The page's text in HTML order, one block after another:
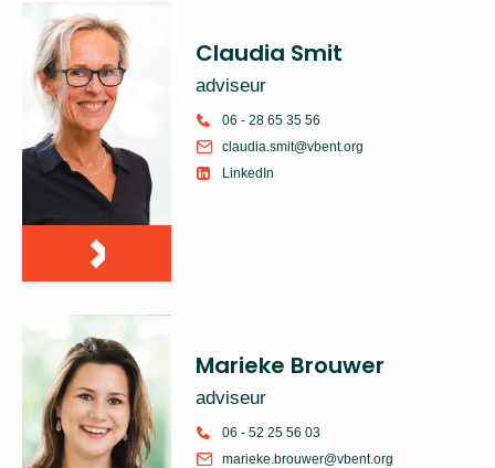
Claudia Smit
adviseur
06 - 28 65 35 56
claudia.smit@vbent.org
LinkedIn
Marieke Brouwer
adviseur
06 - 52 25 56 03
marieke.brouwer@vbent.org